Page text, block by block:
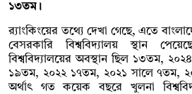
১৩তম।
র‌্যাংকিংয়ের তথ্যে দেখা গেছে, এতে
বেসরকারি বিশ্ববিদ্যালয় স্থান
বিশ্ববিদ্যালয়ের অবস্থান ছিল ১৩তম,
১৯তম, ২০২২ ১৭তম, ২০২১ সালে ৭তম,
অর্থাৎ গত কয়েক বছরে খুলনা